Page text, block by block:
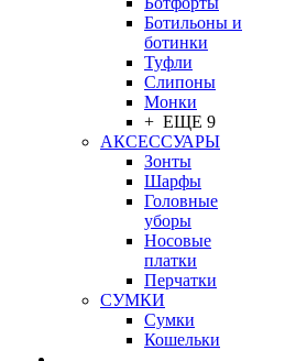
Ботильоны и
ботинки
Туфли
Слипоны
Монки
+ ЕЩЕ 9
АКСЕССУАРЫ
Зонты
Шарфы
Головные
уборы
Носовые
платки
Перчатки
СУМКИ
Сумки
Кошельки